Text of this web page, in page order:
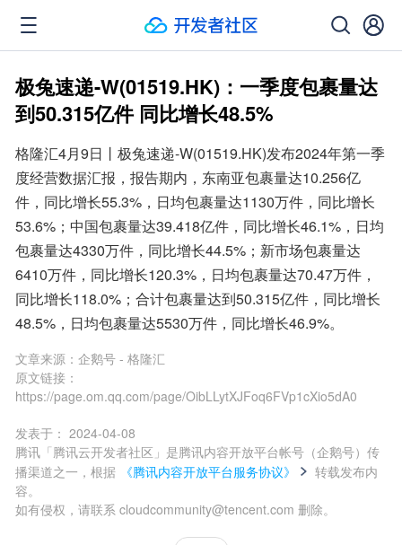
极兔速递-W(01519.HK)：一季度包裹量达
到50.315亿件 同比增长48.5%
格隆汇4月9日丨极兔速递-W(01519.HK)发布2024年第一季
度经营数据汇报，报告期内，东南亚包裹量达10.256亿
件，同比增长55.3%，日均包裹量达1130万件，同比增长
53.6%；中国包裹量达39.418亿件，同比增长46.1%，日均
包裹量达4330万件，同比增长44.5%；新市场包裹量达
6410万件，同比增长120.3%，日均包裹量达70.47万件，
同比增长118.0%；合计包裹量达到50.315亿件，同比增长
48.5%，日均包裹量达5530万件，同比增长46.9%。
文章来源： 企鹅号 - 格隆汇
原文链接：
https://page.om.qq.com/page/OibLLytXJFoq6FVp1cXio5dA0
发表于： 2024-04-08
腾讯「腾讯云开发者社区」是腾讯内容开放平台帐号（企鹅号）传
播渠道之一，根据
《腾讯内容开放平台服务协议》
转载发布内
容。
如有侵权，请联系 cloudcommunity@tencent.com 删除。